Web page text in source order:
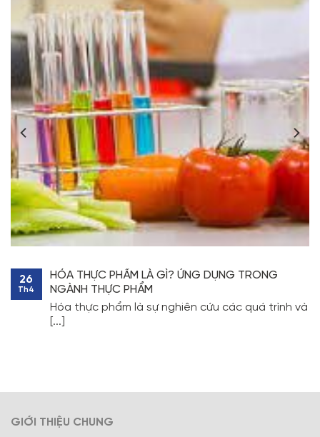
HÓA THỰC PHẨM LÀ GÌ? ỨNG DỤNG TRONG
NGÀNH THỰC PHẨM
Hóa thực phẩm là sự nghiên cứu các quá trình và
[...]
26
Th4
GIỚI THIỆU CHUNG